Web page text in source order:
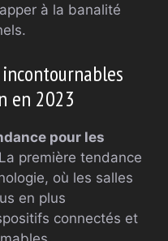
à la banalité
en 2023
pour les
La première tendance
où les salles
en plus
connectés et